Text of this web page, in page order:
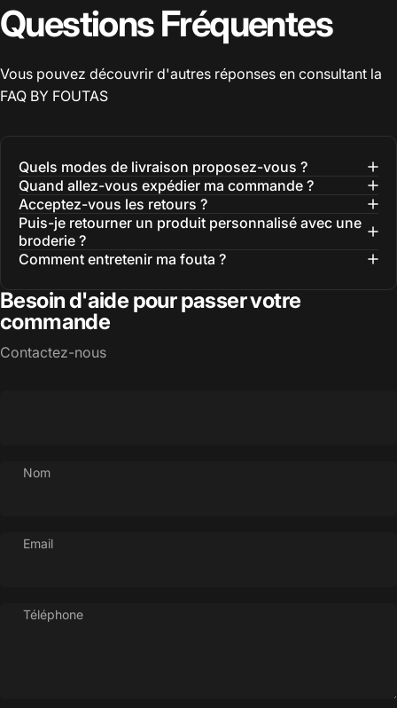
Questions Fréquentes
Vous pouvez découvrir d'autres réponses en consultant la
FAQ BY FOUTAS
Quels modes de livraison proposez-vous ?
Quand allez-vous expédier ma commande ?
Acceptez-vous les retours ?
Puis-je retourner un produit personnalisé avec une
broderie ?
Comment entretenir ma fouta ?
Besoin d'aide pour passer votre
commande
Contactez-nous
Nom
Email
Téléphone